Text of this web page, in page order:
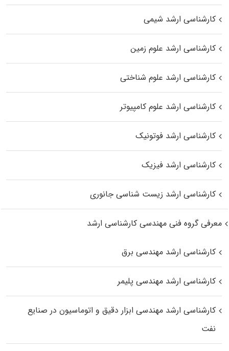
کارشناسی ارشد شیمی
کارشناسی ارشد علوم زمین
کارشناسی ارشد علوم شناختی
کارشناسی ارشد علوم کامپیوتر
کارشناسی ارشد فوتونیک
کارشناسی ارشد فیزیک
کارشناسی ارشد زیست‌ شناسی جانوری
معرفی گروه فنی مهندسی کارشناسی ارشد
کارشناسی ارشد مهندسی برق
کارشناسی ارشد مهندسی پلیمر
کارشناسی ارشد مهندسی ابزار دقیق و اتوماسیون در صنایع
نفت